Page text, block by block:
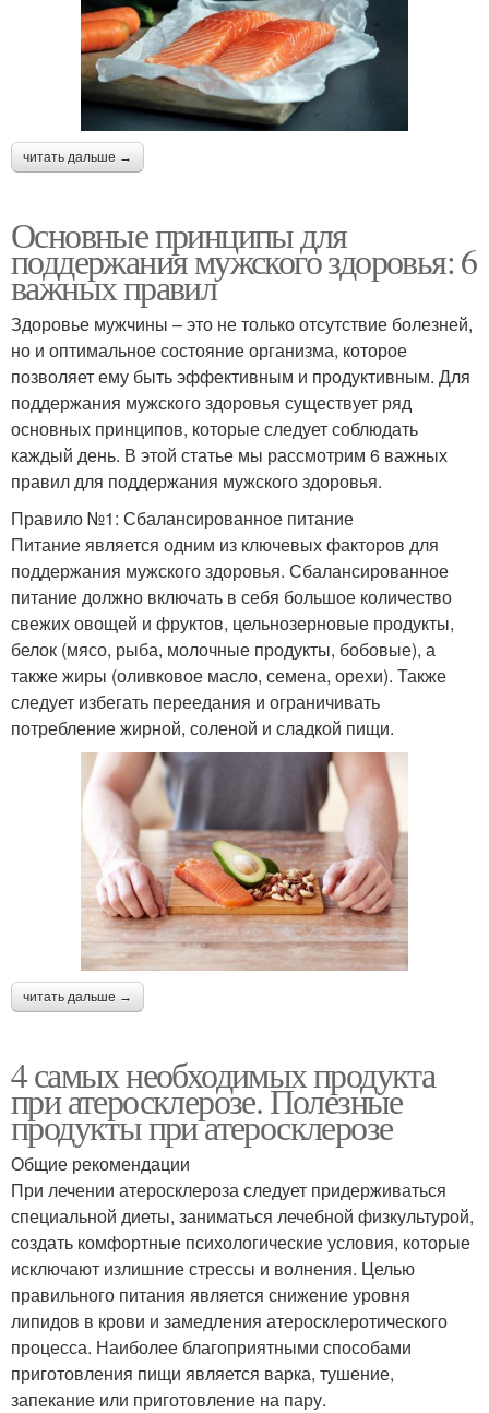
читать дальше →
Основные принципы для
поддержания мужского здоровья: 6
важных правил
Здоровье мужчины – это не только отсутствие болезней,
но и оптимальное состояние организма, которое
позволяет ему быть эффективным и продуктивным. Для
поддержания мужского здоровья существует ряд
основных принципов, которые следует соблюдать
каждый день. В этой статье мы рассмотрим 6 важных
правил для поддержания мужского здоровья.
Правило №1: Сбалансированное питание
Питание является одним из ключевых факторов для
поддержания мужского здоровья. Сбалансированное
питание должно включать в себя большое количество
свежих овощей и фруктов, цельнозерновые продукты,
белок (мясо, рыба, молочные продукты, бобовые), а
также жиры (оливковое масло, семена, орехи). Также
следует избегать переедания и ограничивать
потребление жирной, соленой и сладкой пищи.
читать дальше →
4 самых необходимых продукта
при атеросклерозе. Полезные
продукты при атеросклерозе
Общие рекомендации
При лечении атеросклероза следует придерживаться
специальной диеты, заниматься лечебной физкультурой,
создать комфортные психологические условия, которые
исключают излишние стрессы и волнения. Целью
правильного питания является снижение уровня
липидов в крови и замедления атеросклеротического
процесса. Наиболее благоприятными способами
приготовления пищи является варка, тушение,
запекание или приготовление на пару.